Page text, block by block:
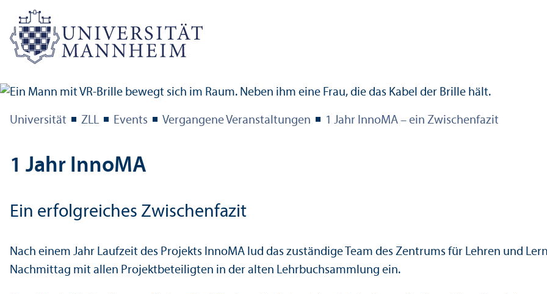
Universität ZLL Events Vergangene Veranstaltungen 1 Jahr InnoMA – ein Zwischenfazit
1 Jahr InnoMA
Ein erfolgreiches Zwischenfazit
Nach einem Jahr Laufzeit des Projekts InnoMA lud das zuständige Team des Zentrums für Lehren und
Nachmittag mit allen Projektbeteiligten in der alten Lehr­buchsammlung ein.